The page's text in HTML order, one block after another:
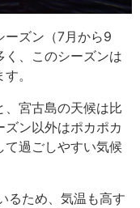
ーズン（7月から9
く、このシーズンは
。
、宮古島の天候は比
ン以外はポカポカ
て過ごしやすい気候
るため、気温も高す